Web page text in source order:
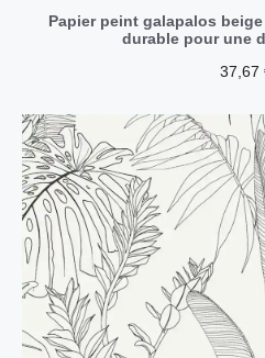
Papier peint galapalos
durable pour une
37,67